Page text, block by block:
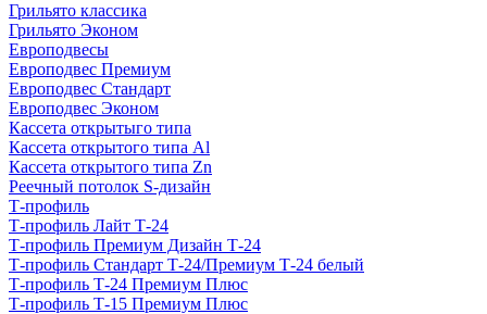
Грильято классика
Грильято Эконом
Европодвесы
Европодвес Премиум
Европодвес Стандарт
Европодвес Эконом
Кассета открытыго типа
Кассета открытого типа Al
Кассета открытого типа Zn
Реечный потолок S-дизайн
Т-профиль
Т-профиль Лайт Т-24
Т-профиль Премиум Дизайн Т-24
Т-профиль Стандарт Т-24/Премиум Т-24 белый
Т-профиль Т-24 Премиум Плюс
Т-профиль Т-15 Премиум Плюс